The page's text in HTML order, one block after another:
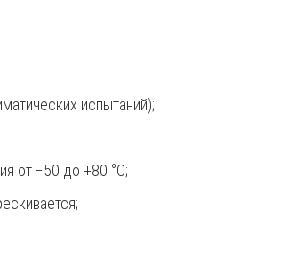
испытаний);
от −50 до +80 °С;